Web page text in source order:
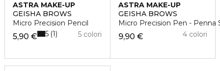
ASTRA MAKE-UP
GEISHA BROWS
Micro Precision Pencil
5,90 € 5 colori
5 1
ASTRA MAKE-UP
GEISHA BROWS
Micro Precision Pen - Penna
9,90 € 4 colori